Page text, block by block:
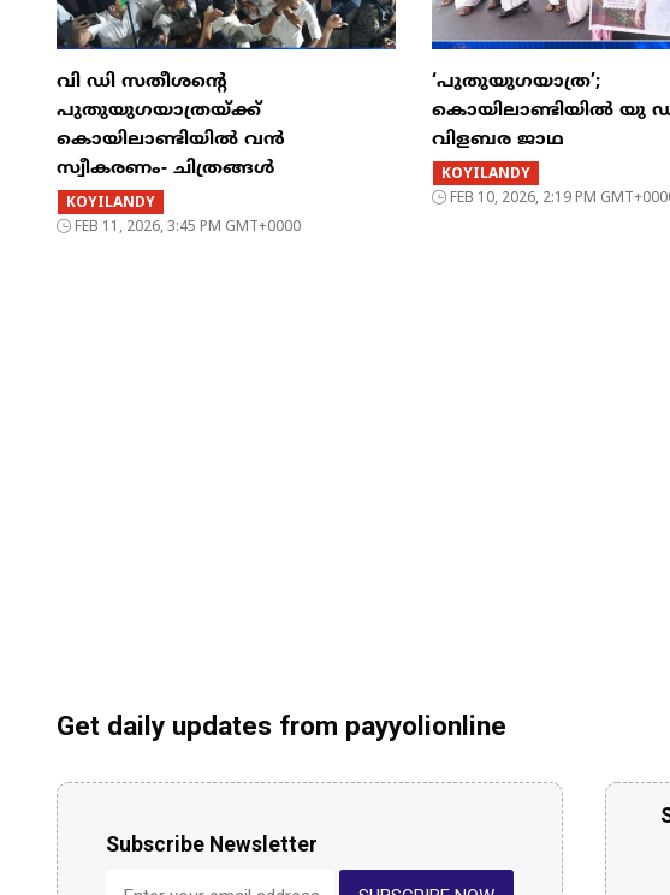
വി ഡി സതീശന്റെ
പുതുയുഗയാത്രയ്ക്ക്
കൊയിലാണ്ടിയിൽ വൻ
സ്വീകരണം- ചിത്രങ്ങൾ
KOYILANDY
FEB 11, 2026, 3:45 PM GMT+0000
‘പുതുയുഗയാത്ര’;
കൊയിലാണ്ടിയിൽ യു
വിളബര ജാഥ
KOYILANDY
FEB 10, 2026, 2:19 PM
Get daily updates from payyolionline
Subscribe Newsletter